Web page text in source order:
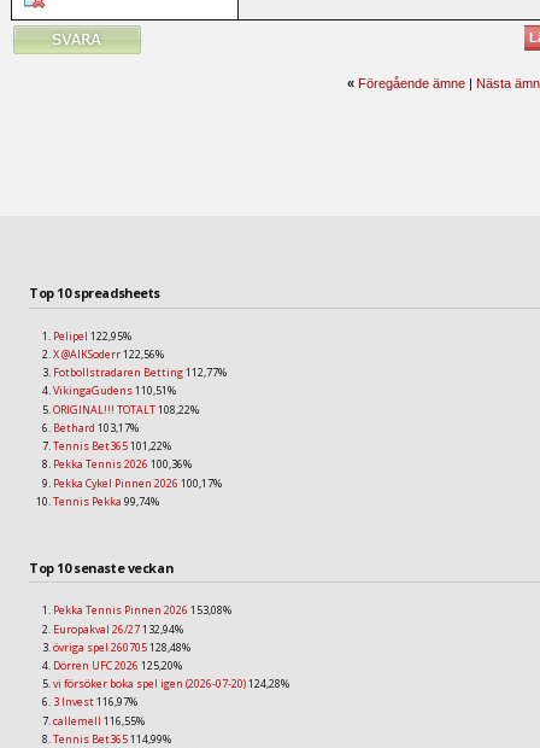
« Föregående ämne| Nästa
Top 10 spreadsheets
Pelipel 122,95%
X @AIKSoderr122,56%
Fotbollstradaren Betting112,77%
VikingaGudens110,51%
ORIGINAL!!! TOTALT108,22%
Bethard 103,17%
Tennis Bet365101,22%
Pekka Tennis 2026 100,36%
Pekka Cykel Pinnen 2026 100,17%
Tennis Pekka 99,74%
Top 10 senaste veckan
Pekka Tennis Pinnen 2026 153,08%
Europakval 26/27132,94%
övriga spel 260705128,48%
Dörren UFC 2026 125,20%
vi försöker boka spel igen (2026-07-20)124,28%
3 Invest116,97%
callemell 116,55%
Tennis Bet365114,99%